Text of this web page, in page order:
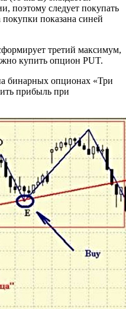
поэтому следует покупать
показана синей
третий максимум,
купить опцион PUT.
бинарных опционах «Три
прибыль при